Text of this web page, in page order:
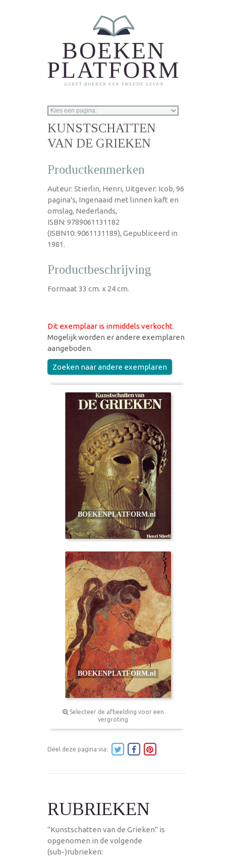
KUNSTSCHATTEN
VAN DE GRIEKEN
Productkenmerken
Auteur: Stierlin, Henri, Uitgever: Icob, 96
pagina's, Ingenaaid met linnen kaft en
omslag, Nederlands,
ISBN: 9789061131182
(ISBN10: 9061131189), Gepubliceerd in
1981.
Productbeschrijving
Formaat 33 cm. x 24 cm.
Dit exemplaar is inmiddels verkocht.
Mogelijk worden er andere exemplaren
aangeboden.
Zoeken naar andere exemplaren
Selecteer de afbeelding voor een
vergroting
Deel deze pagina via:
RUBRIEKEN
"Kunstschatten van de Grieken" is
opgenomen in de volgende
(sub-)rubrieken: